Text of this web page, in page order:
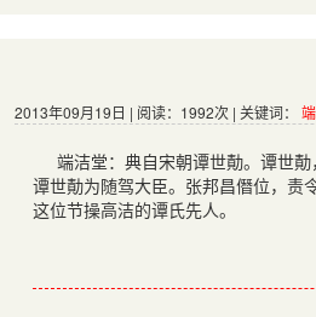
2013年09月19日 | 阅读：1992次 | 关键词：
端洁堂：典自宋朝谭世勣。谭世
谭世勣为随驾大臣。张邦昌僭位，责
这位节操高洁的谭氏先人。